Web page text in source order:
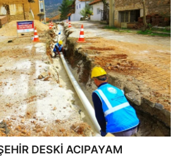
DESKİ ACIPAYAM